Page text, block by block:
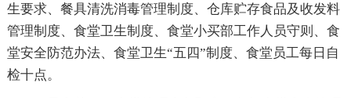
生要求、餐具清洗消毒管理制度、仓库贮存食品及收发料
管理制度、食堂卫生制度、食堂小买部工作人员守则、食
堂安全防范办法、食堂卫生“五四”制度、食堂员工每日自
检十点。